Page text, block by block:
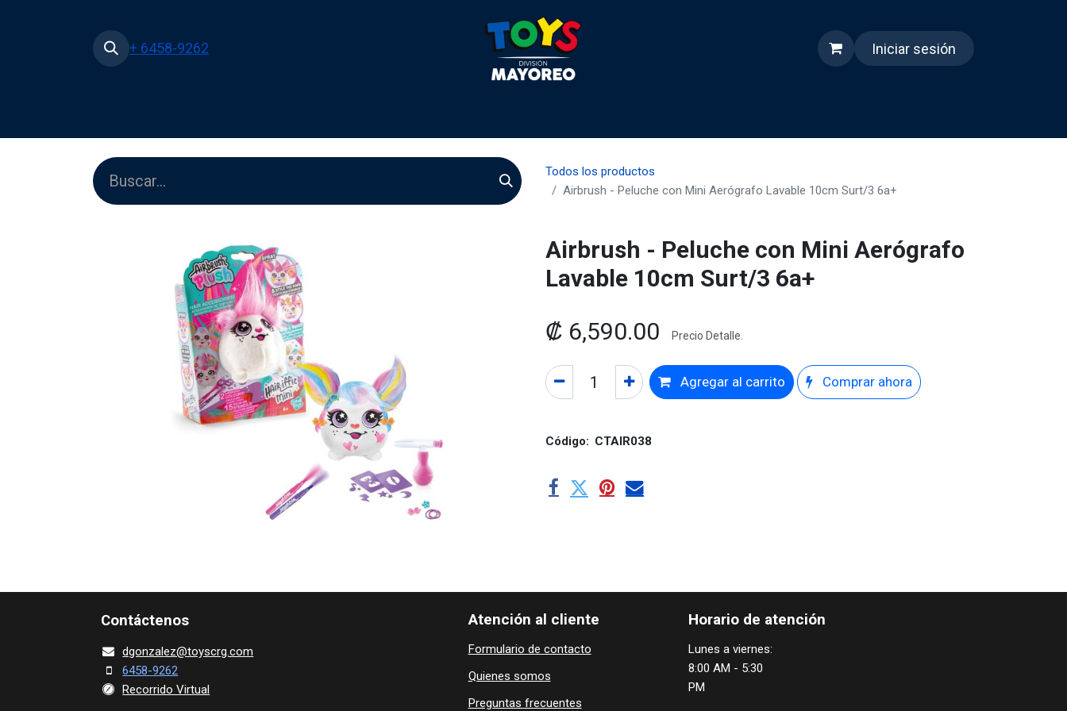
+ 6458-9262 Iniciar sesión
Todos los productos
Airbrush - Peluche con Mini Aerógrafo Lavable 10cm Surt/3 6a+
Airbrush - Peluche con Mini Aerógrafo
Lavable 10cm Surt/3 6a+
₡ 6,590.00 Precio Detalle.
Agregar al carrito Comprar ahora
Código: CTAIR038
Contácte​nos
dgonza​lez@toy​scrg.c​o​m
6458-9262
Recorrido Virtual
Horario de atención
Lunes a viernes:
8:00 AM - 5:30
PM
Atención al cliente
Formulario de contacto
Quienes ​som​​​os
Preguntas frecuentes